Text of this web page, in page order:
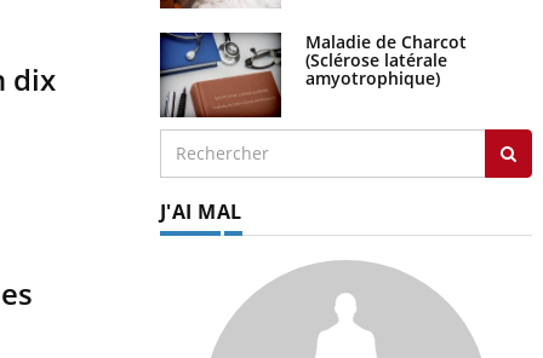
dix
Maladie de Charcot
(Sclérose latérale
amyotrophique)
J'AI MAL